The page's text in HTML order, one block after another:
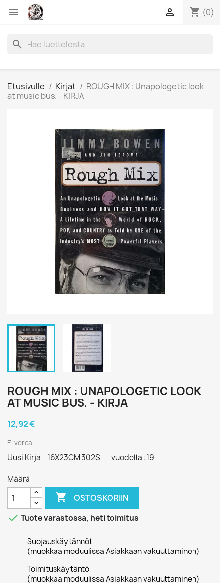
 shopping_cart (0)

search
Etusivulle Kirjat
ROUGH MIX : Unapologetic look
at music bus. - KIRJA
ROUGH MIX : UNAPOLOGETIC LOOK
AT MUSIC BUS. - KIRJA
12,92 €
Ei veroa
Uusi Kirja - 16X23CM 302S - - vuodelta :19
Määrä
 OSTOSKORIIN
 Tuote varastossa, heti toimitus
Suojauskäytännöt
(muokkaa moduulissa Asiakkaan vakuuttaminen)
Toimituskäytäntö
(muokkaa moduulissa Asiakkaan vakuuttaminen)